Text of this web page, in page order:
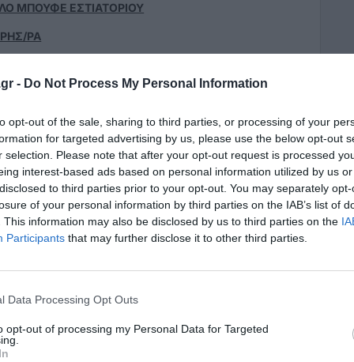
- Do Not Process My Personal Information
opt-out of the sale, sharing to third parties, or processing of your
for targeted advertising by us, please use the below opt-out
selection. Please note that after your opt-out request is processed
interest-based ads based on personal information utilized by us
to third parties prior to your opt-out. You may separately
of your personal information by third parties on the IAB’s list of
This information may also be disclosed by us to third parties on the
Participants that may further disclose it to other third parties.
Data Processing Opt Outs
opt-out of processing my Personal Data for Targeted
ΜΠΟΥΦΕ ΕΣΤΙΑΤΟΡΙΟΥ
ΡΑ
με ανάλογη προϋπηρεσία.
ΕΣ ΕΣΤΙΑΤΟΡΙΟΥ
με γνώσεις Αγγλικών ( η
θα θεωρηθεί επιπλέον προσόν).
ΕΣΤΙΑΤΟΡΙΟΥ με γνώσεις Αγγλικών ( η
θα θεωρηθεί επιπλέον προσόν).
ΕΣ ΓΙΑ ΤΟ ΜΠΑΡμε γνώσεις Αγγλικών ( η γνώση